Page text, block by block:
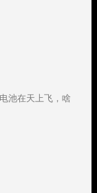
池在天上飞，啥